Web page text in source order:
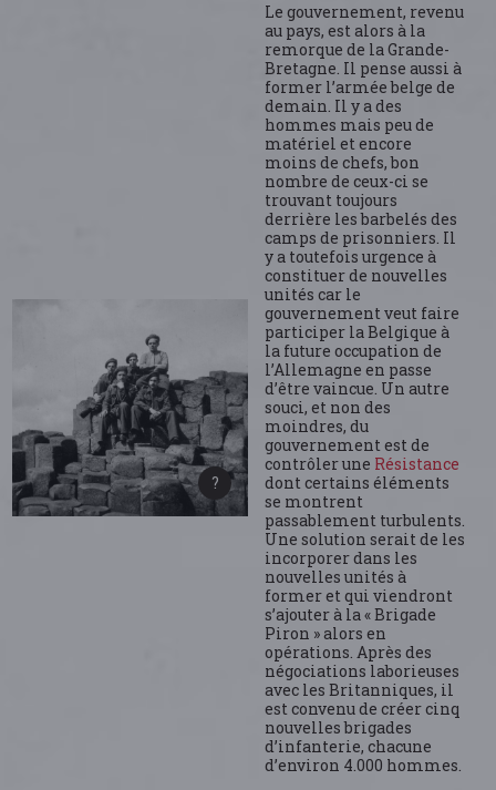
Le gouvernement, revenu
au pays, est alors à la
remorque de la Grande-
Bretagne. Il pense aussi à
former l’armée belge de
demain. Il y a des
hommes mais peu de
matériel et encore
moins de chefs, bon
nombre de ceux-ci se
trouvant toujours
derrière les barbelés des
camps de prisonniers. Il
y a toutefois urgence à
constituer de nouvelles
unités car le
gouvernement veut faire
participer la Belgique à
la future occupation de
l’Allemagne en passe
d’être vaincue. Un autre
souci, et non des
moindres, du
gouvernement est de
contrôler une Résistance
dont certains éléments
se montrent
passablement turbulents.
Une solution serait de les
incorporer dans les
nouvelles unités à
former et qui viendront
s’ajouter à la « Brigade
Piron » alors en
opérations. Après des
négociations laborieuses
avec les Britanniques, il
est convenu de créer cinq
nouvelles brigades
d’infanterie, chacune
d’environ 4.000 hommes.